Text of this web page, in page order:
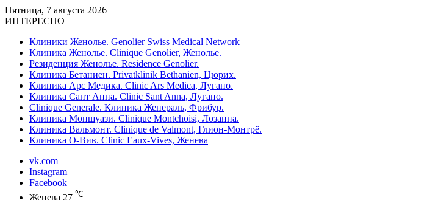
Пятница, 7 августа 2026
ИНТЕРЕСНО
Клиники Женолье. Genolier Swiss Medical Network
Клиника Женолье. Clinique Genolier, Женолье.
Резиденция Женолье. Residence Genolier.
Клиника Бетаниен. Privatklinik Bethanien, Цюрих.
Клиника Арс Медика. Clinic Ars Medica, Лугано.
Клиника Сант Анна. Clinic Sant Anna, Лугано.
Clinique Generale. Клиника Женераль, Фрибур.
Клиника Моншуази. Clinique Montchoisi, Лозанна.
Клиника Вальмонт. Clinique de Valmont, Глион-Монтрё.
Клиника О-Вив. Clinic Eaux-Vives, Женева
vk.com
Instagram
Facebook
Женева 27 ℃